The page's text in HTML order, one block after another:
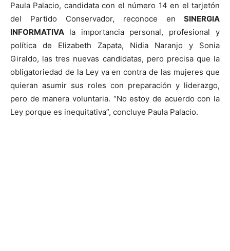
Paula Palacio, candidata con el número 14 en el tarjetón
del Partido Conservador, reconoce en SINERGIA
INFORMATIVA la importancia personal, profesional y
política de Elizabeth Zapata, Nidia Naranjo y Sonia
Giraldo, las tres nuevas candidatas, pero precisa que la
obligatoriedad de la Ley va en contra de las mujeres que
quieran asumir sus roles con preparación y liderazgo,
pero de manera voluntaria. “No estoy de acuerdo con la
Ley porque es inequitativa”, concluye Paula Palacio.